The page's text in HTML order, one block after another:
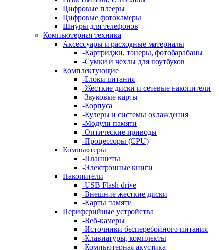
Цифровые плееры
Цифровые фотокамеры
Шнуры для телефонов
Компьютерная техника
Аксессуары и расходные материалы
-Картриджи, тонеры, фотобарабаны
-Сумки и чехлы для ноутбуков
Комплектующие
-Блоки питания
-Жесткие диски и сетевые накопители
-Звуковые карты
-Корпуса
-Кулеры и системы охлаждения
-Модули памяти
-Оптические приводы
-Процессоры (CPU)
Компьютеры
-Планшеты
-Электронные книги
Накопители
-USB Flash drive
-Внешние жесткие диски
-Карты памяти
Периферийные устройства
-Веб-камеры
-Источники бесперебойного питания
-Клавиатуры, комплекты
-Компьютерная акустика